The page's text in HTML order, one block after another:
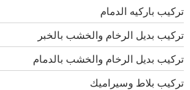
تركيب باركيه الدمام
تركيب بديل الرخام والخشب بالخبر
تركيب بديل الرخام والخشب بالدمام
تركيب بلاط وسيراميك